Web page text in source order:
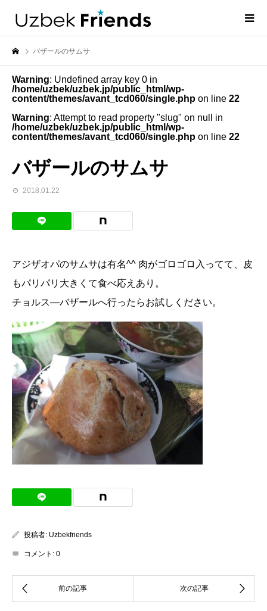
バザールのサムサ
Warning: Undefined array key 0 in
/home/uzbek/uzbek.jp/public_html/wp-
content/themes/avant_tcd060/single.php on line 22
Warning: Attempt to read property "slug" on null in
/home/uzbek/uzbek.jp/public_html/wp-
content/themes/avant_tcd060/single.php on line 22
バザールのサムサ
2018.01.22
アジザオパのサムサは有名^^ 肉がゴロゴロ入ってて、皮
もパリパリ大きくて食べ応えあり。
チョルス―バザールへ行ったらお試しください。
投稿者: Uzbekfriends
コメント: 0